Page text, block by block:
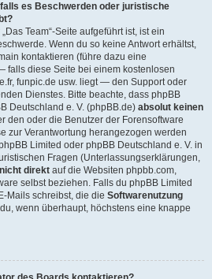
es Beschwerden oder juristische
Team“-Seite aufgeführt ist, ist ein
Wenn du so keine Antwort erhältst,
kontaktieren (führe dazu eine
falls diese Seite bei einem kostenlosen
funpic.de usw. liegt — den Support oder
Dienstes. Bitte beachte, dass phpBB
Deutschland e. V. (phpBB.de) absolut keinen
den oder die Benutzer der Forensoftware
zur Verantwortung herangezogen werden
Limited oder phpBB Deutschland e. V. in
Fragen (Unterlassungserklärungen,
direkt auf die Websiten phpbb.com,
selbst beziehen. Falls du phpBB Limited
Mails schreibst, die die Softwarenutzung
wenn überhaupt, höchstens eine knappe